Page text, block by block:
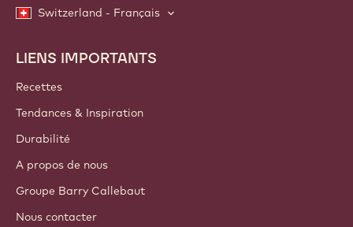
Switzerland - Français
Footer
Callebaut
LIENS IMPORTANTS
Recettes
Tendances & Inspiration
Durabilité
A propos de nous
Groupe Barry Callebaut
Nous contacter